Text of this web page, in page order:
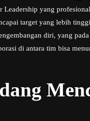
yang
target yang lebih
diri, yang
di antara tim bisa